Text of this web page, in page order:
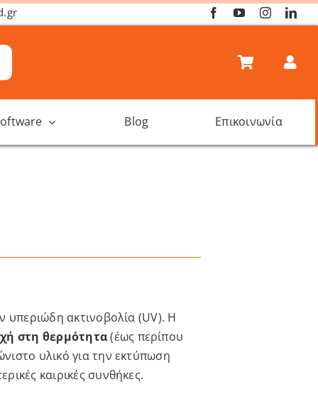
Blog Επικοινωνία
υπεριώδη ακτινοβολία (UV). Η
στη θερμότητα(έως περίπου
υλικό για την εκτύπωση
καιρικές συνθήκες.